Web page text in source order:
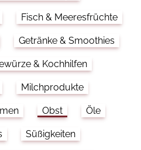
Fisch & Meeresfrüchte
Getränke & Smoothies
& Kochhilfen
Milchprodukte
Obst Öle
Süßigkeiten